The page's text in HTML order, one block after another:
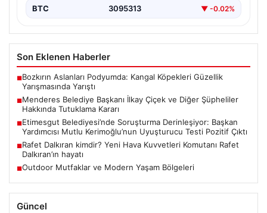
BTC 3095313 ▼ -0.02%
Son Eklenen Haberler
■Bozkırın Aslanları Podyumda: Kangal Köpekleri Güzellik
Yarışmasında Yarıştı
■Menderes Belediye Başkanı İlkay Çiçek ve Diğer Şüpheliler
Hakkında Tutuklama Kararı
■Etimesgut Belediyesi’nde Soruşturma Derinleşiyor: Başkan
Yardımcısı Mutlu Kerimoğlu’nun Uyuşturucu Testi Pozitif Çıktı
■Rafet Dalkıran kimdir? Yeni Hava Kuvvetleri Komutanı Rafet
Dalkıran’ın hayatı
■Outdoor Mutfaklar ve Modern Yaşam Bölgeleri
Güncel